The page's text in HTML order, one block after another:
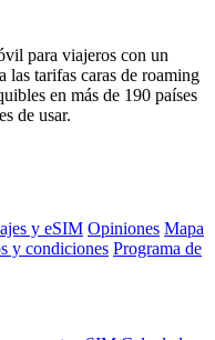
para viajeros con un
tarifas caras de roaming
en más de 190 países
de usar.
y eSIM Opiniones Mapa
y condiciones Programa de